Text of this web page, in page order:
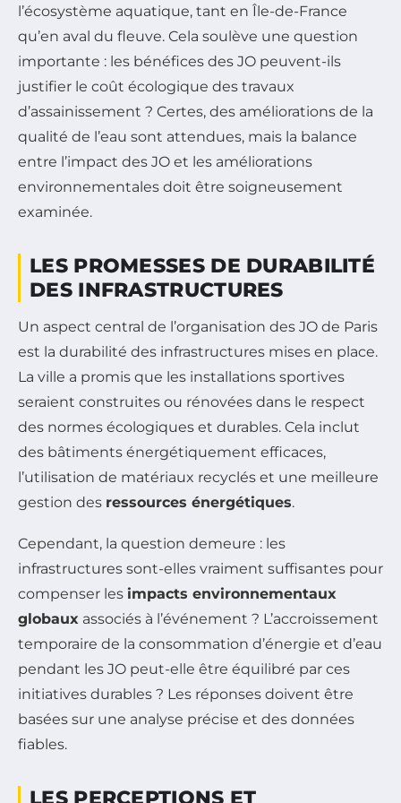
l’écosystème aquatique, tant en Île-de-France
qu’en aval du fleuve. Cela soulève une question
importante : les bénéfices des JO peuvent-ils
justifier le coût écologique des travaux
d’assainissement ? Certes, des améliorations de la
qualité de l’eau sont attendues, mais la balance
entre l’impact des JO et les améliorations
environnementales doit être soigneusement
examinée.
LES PROMESSES DE DURABILITÉ
DES INFRASTRUCTURES
Un aspect central de l’organisation des JO de Paris
est la durabilité des infrastructures mises en place.
La ville a promis que les installations sportives
seraient construites ou rénovées dans le respect
des normes écologiques et durables. Cela inclut
des bâtiments énergétiquement efficaces,
l’utilisation de matériaux recyclés et une meilleure
gestion des ressources énergétiques.
Cependant, la question demeure : les
infrastructures sont-elles vraiment suffisantes pour
compenser les impacts environnementaux
globaux associés à l’événement ? L’accroissement
temporaire de la consommation d’énergie et d’eau
pendant les JO peut-elle être équilibré par ces
initiatives durables ? Les réponses doivent être
basées sur une analyse précise et des données
fiables.